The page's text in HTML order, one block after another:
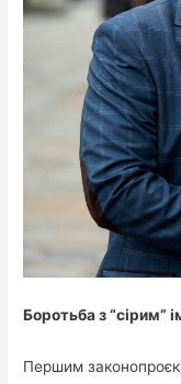
Боротьба з “сірим”
Першим